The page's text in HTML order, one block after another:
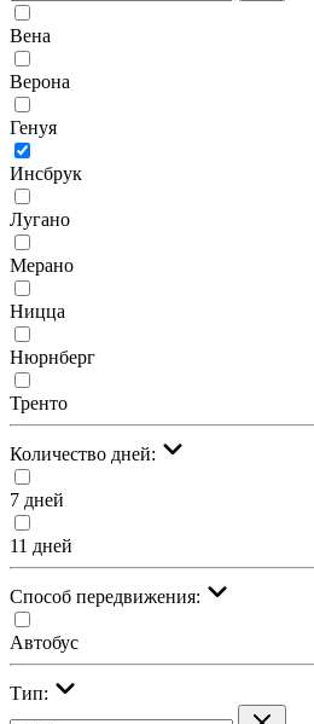
Вена
Верона
Генуя
Инсбрук
Лугано
Мерано
Ницца
Нюрнберг
Тренто
Количество дней:
7 дней
11 дней
Cпособ передвижения:
Автобус
Тип: